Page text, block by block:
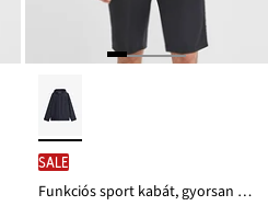
SALE
Funkciós sport kabát, gyorsan szárad